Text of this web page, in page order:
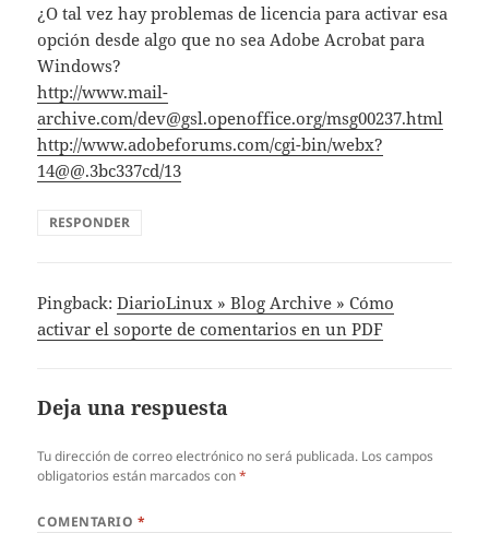
¿O tal vez hay problemas de licencia para activar esa
opción desde algo que no sea Adobe Acrobat para
Windows?
http://www.mail-
archive.com/dev@gsl.openoffice.org/msg00237.html
http://www.adobeforums.com/cgi-bin/webx?
14@@.3bc337cd/13
RESPONDER
Pingback:DiarioLinux » Blog Archive » Cómo
activar el soporte de comentarios en un PDF
Deja una respuesta
Tu dirección de correo electrónico no será publicada. Los campos
obligatorios están marcados con*
COMENTARIO *